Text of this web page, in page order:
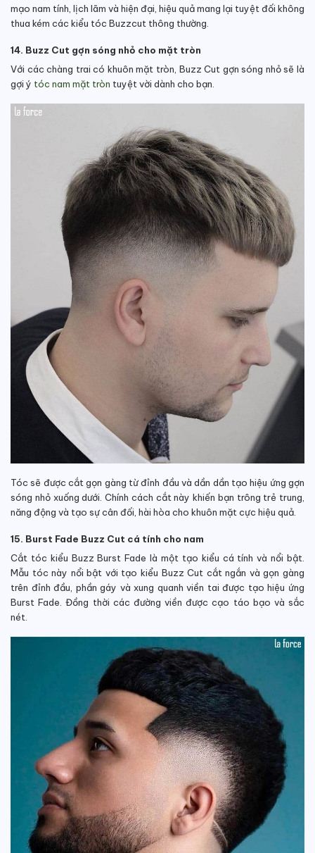
mạo nam tính, lịch lãm và hiện đại, hiệu quả mang lại tuyệt đối không
thua kém các kiểu tóc Buzzcut thông thường.
14. Buzz Cut gợn sóng nhỏ cho mặt tròn
Với các chàng trai có khuôn mặt tròn, Buzz Cut gợn sóng nhỏ sẽ là
gợi ý tóc nam mặt tròn tuyệt vời dành cho bạn.
Tóc sẽ được cắt gọn gàng từ đỉnh đầu và dần dần tạo hiệu ứng gợn
sóng nhỏ xuống dưới. Chính cách cắt này khiến bạn trông trẻ trung,
năng động và tạo sự cân đối, hài hòa cho khuôn mặt cực hiệu quả.
15. Burst Fade Buzz Cut cá tính cho nam
Cắt tóc kiểu Buzz Burst Fade là một tạo kiểu cá tính và nổi bật.
Mẫu tóc này nổi bật với tạo kiểu Buzz Cut cắt ngắn và gọn gàng
trên đỉnh đầu, phần gáy và xung quanh viền tai được tạo hiệu ứng
Burst Fade. Đồng thời các đường viền được cạo táo bạo và sắc
nét.